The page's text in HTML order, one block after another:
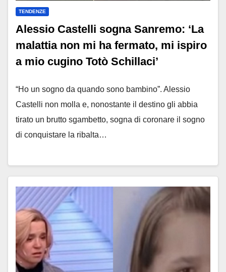
TENDENZE
Alessio Castelli sogna Sanremo: ‘La
malattia non mi ha fermato, mi ispiro
a mio cugino Totò Schillaci’
“Ho un sogno da quando sono bambino”. Alessio
Castelli non molla e, nonostante il destino gli abbia
tirato un brutto sgambetto, sogna di coronare il sogno
di conquistare la ribalta…